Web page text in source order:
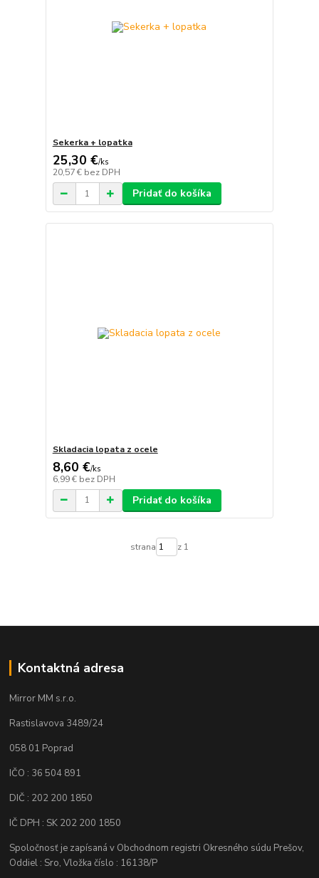
Sekerka + lopatka
25,30 €/ks
20,57 € bez DPH
Pridať do košíka
Skladacia lopata z ocele
8,60 €/ks
6,99 € bez DPH
Pridať do košíka
strana z 1
Kontaktná adresa
Mirror MM s.r.o.
Rastislavova 3489/24
058 01 Poprad
IČO : 36 504 891
DIČ : 202 200 1850
IČ DPH : SK 202 200 1850
Spoločnosť je zapísaná v Obchodnom registri Okresného súdu Prešov,
Oddiel : Sro, Vložka číslo : 16138/P